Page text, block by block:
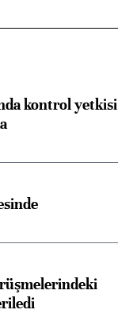
kontrol yetkisi